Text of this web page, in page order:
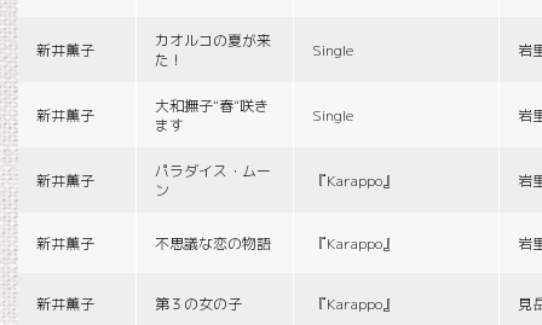
新井薫子
カオルコの夏が来
た！
Single 岩
新井薫子
大和撫子“春”咲き
ます
Single 岩
新井薫子
パラダイス・ムー
ン
『Karappo』 岩
新井薫子 不思議な恋の物語 『Karappo』 岩
新井薫子 第３の女の子 『Karappo』 見